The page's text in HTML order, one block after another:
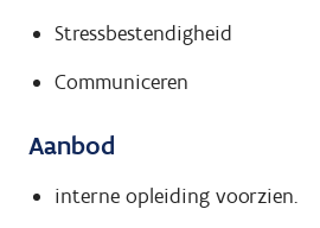
Stressbestendigheid
Communiceren
Aanbod
interne opleiding voorzien.